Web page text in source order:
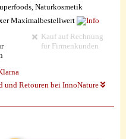
Naturkosmetik
Maximalbestellwert
Kauf auf Rechnung
für Firmenkunden
und Retouren bei InnoNature